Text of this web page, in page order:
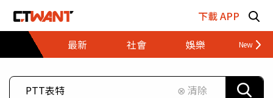
下載 APP
最新
社會 娛樂 財經
⊗ 清除